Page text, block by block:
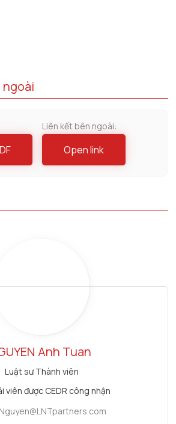
ngoài
Liên kết bên ngoài:
Open link
Anh Tuan
Luật sư Thành viên
viên được CEDR công nhận